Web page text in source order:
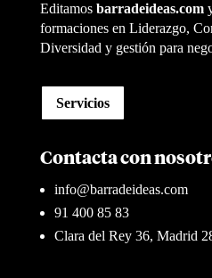
Editamosbarradeideas.com
formaciones en Liderazgo,
Diversidad y gestión para
Servicios
Contacta con
info@barradeideas.com
91 400 85 83
Clara del Rey 36, Madrid